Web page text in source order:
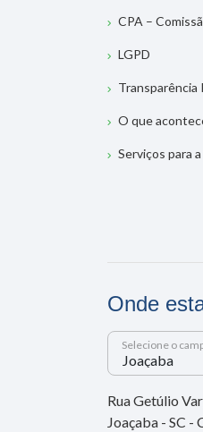
CPA –
LGPD
Transparência
O que
Serviços para
Onde
Selecione o
Rua Getúlio
Joaçaba - SC -